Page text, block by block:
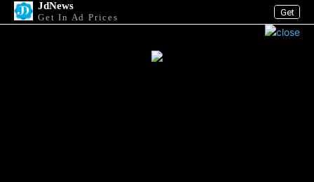
Get
JdNews
Get In Ad Prices